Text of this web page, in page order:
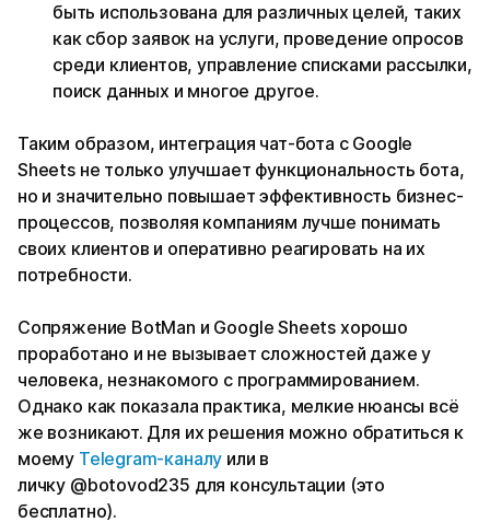
быть использована для различных целей, таких
как сбор заявок на услуги, проведение опросов
среди клиентов, управление списками рассылки,
поиск данных и многое другое.
Таким образом, интеграция чат-бота с Google
Sheets не только улучшает функциональность бота,
но и значительно повышает эффективность бизнес-
процессов, позволяя компаниям лучше понимать
своих клиентов и оперативно реагировать на их
потребности.
Сопряжение BotMan и Google Sheets хорошо
проработано и не вызывает сложностей даже у
человека, незнакомого с программированием.
Однако как показала практика, мелкие нюансы всё
же возникают. Для их решения можно обратиться к
моему Telegram-каналу или в
личку @botovod235 для консультации (это
бесплатно).